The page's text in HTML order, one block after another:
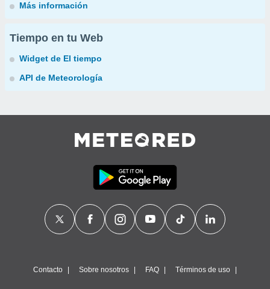
Más información
Tiempo en tu Web
Widget de El tiempo
API de Meteorología
Contacto Sobre nosotros FAQ Términos de uso